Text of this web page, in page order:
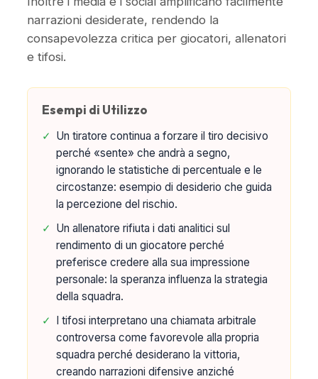
narrazioni desiderate, rendendo la
consapevolezza critica per giocatori, allenatori
e tifosi.
Esempi di Utilizzo
✓ Un tiratore continua a forzare il tiro decisivo
perché «sente» che andrà a segno,
ignorando le statistiche di percentuale e le
circostanze: esempio di desiderio che guida
la percezione del rischio.
✓ Un allenatore rifiuta i dati analitici sul
rendimento di un giocatore perché
preferisce credere alla sua impressione
personale: la speranza influenza la strategia
della squadra.
✓ I tifosi interpretano una chiamata arbitrale
controversa come favorevole alla propria
squadra perché desiderano la vittoria,
creando narrazioni difensive anziché